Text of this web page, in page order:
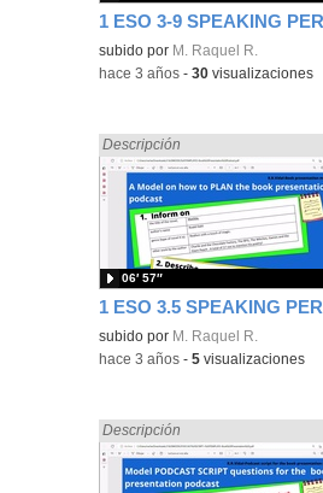
Contenido educativo.
subido por M. Raquel R.
-hace 3 años -30 visualizaciones
Encontrado «Oral» en:
Descripción
Contenido educativo.
subido por M. Raquel R.
06′ 57″
-hace 3 años -5 visualizaciones
Encontrado «Oral» en:
Descripción